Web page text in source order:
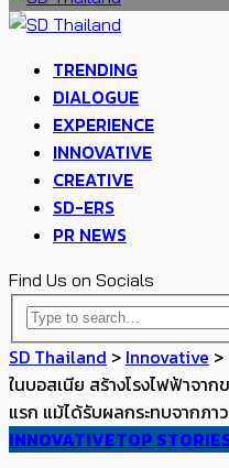
TRENDING
DIALOGUE
EXPERIENCE
INNOVATIVE
CREATIVE
SD-ERS
PR NEWS
Find Us on Socials
SD Thailand > Innovative >
ในบอสเนีย สร้างโรงไฟฟ้าจา
แรก แม้ได้รับผลกระทบจากภา
INNOVATIVETOP